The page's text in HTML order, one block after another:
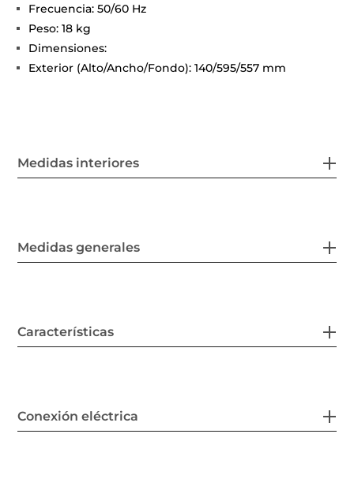
Frecuencia: 50/60 Hz
Peso: 18 kg
Dimensiones:
Exterior (Alto/Ancho/Fondo): 140/595/557 mm
Medidas interiores
Medidas generales
Características
Conexión eléctrica